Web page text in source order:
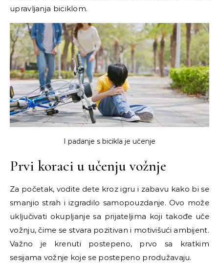
upravljanja biciklom.
I padanje s bicikla je učenje
Prvi koraci u učenju vožnje
Za početak, vodite dete kroz igru i zabavu kako bi se
smanjio strah i izgradilo samopouzdanje. Ovo može
uključivati okupljanje sa prijateljima koji takođe uče
vožnju, čime se stvara pozitivan i motivišući ambijent.
Važno je krenuti postepeno, prvo sa kratkim
sesijama vožnje koje se postepeno produžavaju.